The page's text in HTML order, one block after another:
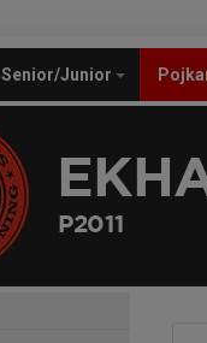
Senior/Junior
P2011